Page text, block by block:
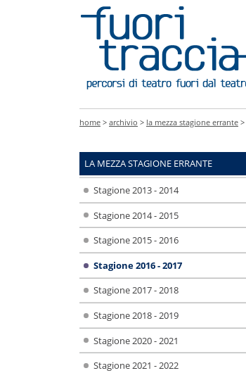
home > archivio > la mezza stagione errante >
LA MEZZA STAGIONE ERRANTE
Stagione 2013 - 2014
Stagione 2014 - 2015
Stagione 2015 - 2016
Stagione 2016 - 2017
Stagione 2017 - 2018
Stagione 2018 - 2019
Stagione 2020 - 2021
Stagione 2021 - 2022